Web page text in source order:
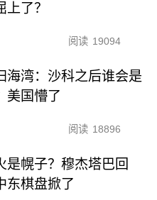
上了？
阅读 19094
海湾：沙科之后谁会是
美国懵了
阅读 18896
是幌子？穆杰塔巴回
东棋盘掀了